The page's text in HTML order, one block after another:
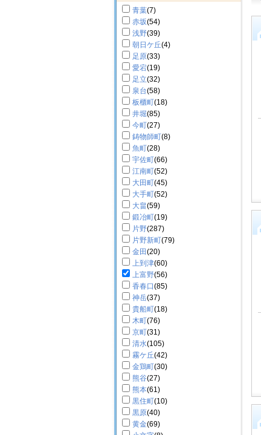
青葉(7)
赤坂(54)
浅野(39)
朝日ケ丘(4)
足原(33)
愛宕(19)
足立(32)
泉台(58)
板櫃町(18)
井堀(85)
今町(27)
鋳物師町(8)
魚町(28)
宇佐町(66)
江南町(52)
大田町(45)
大手町(52)
大畠(59)
鍛冶町(19)
片野(287)
片野新町(79)
金田(20)
上到津(60)
上富野(56)
香春口(85)
神岳(37)
貴船町(18)
木町(76)
京町(31)
清水(105)
霧ケ丘(42)
金鶏町(30)
熊谷(27)
熊本(61)
黒住町(10)
黒原(40)
黄金(69)